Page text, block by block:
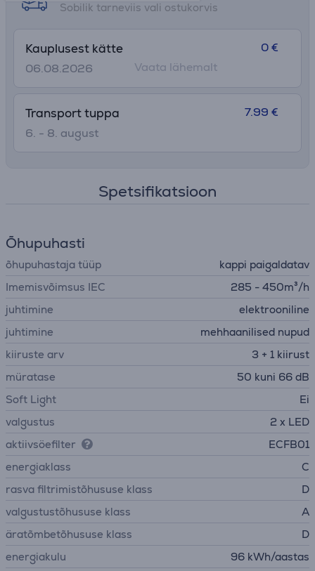
Sobilik tarneviis vali ostukorvis
Kauplusest kätte
06.08.2026
0 €
Vaata lähemalt
Transport tuppa
6. - 8. august
7.99 €
Spetsifikatsioon
Õhupuhasti
õhupuhastaja tüüp
kappi paigaldatav
Imemisvõimsus IEC
285 - 450m³/h
juhtimine
elektrooniline
juhtimine
mehhaanilised nupud
kiiruste arv
3 + 1 kiirust
müratase
50 kuni 66 dB
Soft Light
Ei
valgustus
2 x LED
aktiivsöefilter
ECFB01
energiaklass
C
rasva filtrimistõhususe klass
D
valgustustõhususe klass
A
äratõmbetõhususe klass
D
energiakulu
96 kWh/aastas